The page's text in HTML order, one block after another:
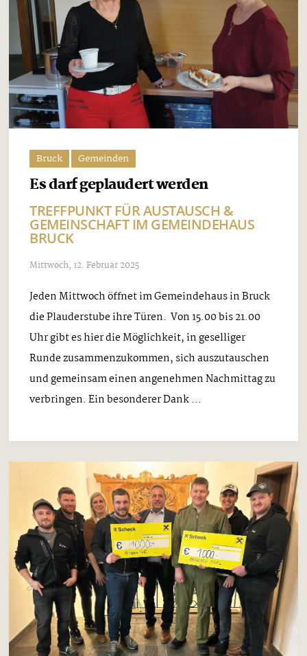
Bruck Gemeinden
Es darf geplaudert werden
TREFFPUNKT FÜR AUSTAUSCH &
GEMEINSCHAFT IM GEMEINDEHAUS
BRUCK
Mittwoch, 12. Februar 2025
Jeden Mittwoch öffnet im Gemeindehaus in Bruck
die Plauderstube ihre Türen. Von 15.00 bis 21.00
Uhr gibt es hier die Möglichkeit, in geselliger
Runde zusammenzukommen, sich auszutauschen
und gemeinsam einen angenehmen Nachmittag zu
verbringen. Ein besonderer Dank ...